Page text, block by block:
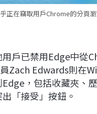
正在竊取用戶Chrome的分頁
戶已禁用Edge中從
Zach Edwards則在
，包括收藏夾、
「接受」按鈕。